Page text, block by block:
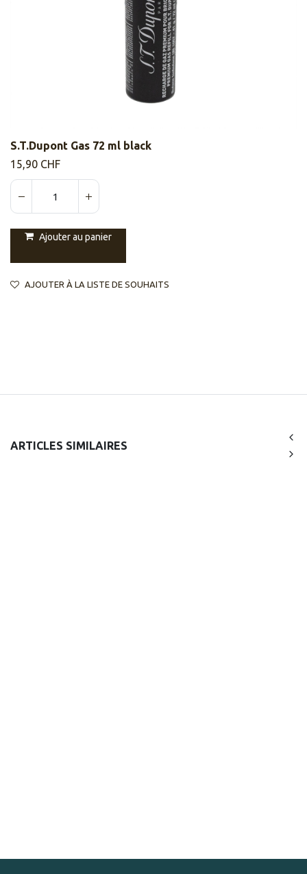
S.T.Dupont Gas 72 ml black
15,90 CHF
Ajouter au panier
AJOUTER À LA LISTE DE SOUHAITS
ARTICLES SIMILAIRES